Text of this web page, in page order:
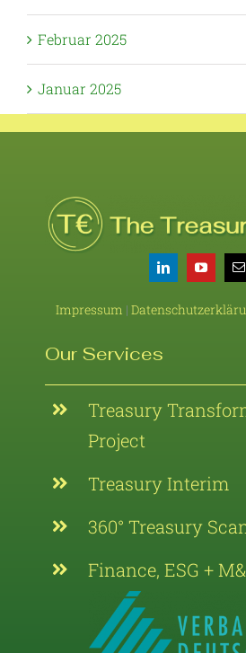
Februar 2025
Januar 2025
Impressum |
Our Services
Treasury
Project
Treasury Interim
360° Treasury
Finance, ESG +